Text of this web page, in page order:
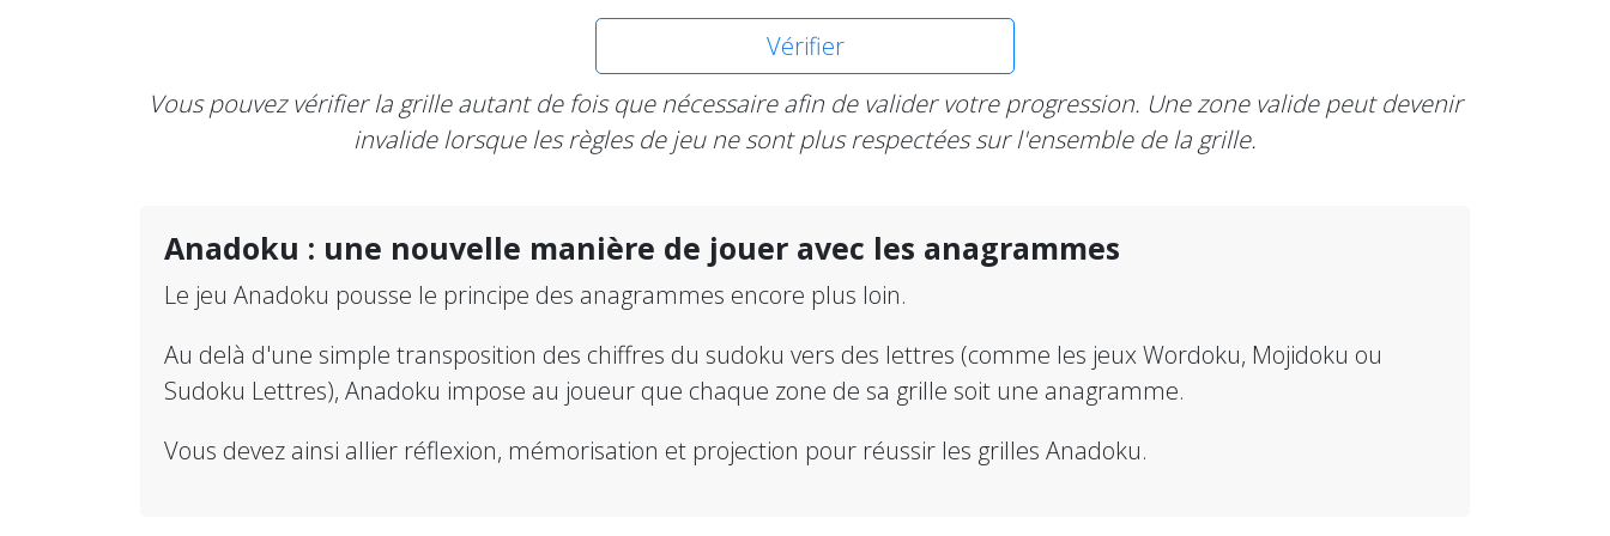
Vérifier
Vous pouvez vérifier la grille autant de fois que nécessaire afin de valider votre progression. Une zone valide peut devenir
invalide lorsque les règles de jeu ne sont plus respectées sur l'ensemble de la grille.
Anadoku : une nouvelle manière de jouer avec les anagrammes
Le jeu Anadoku pousse le principe des anagrammes encore plus loin.
Au delà d'une simple transposition des chiffres du sudoku vers des lettres (comme les jeux Wordoku, Mojidoku ou
Sudoku Lettres), Anadoku impose au joueur que chaque zone de sa grille soit une anagramme.
Vous devez ainsi allier réflexion, mémorisation et projection pour réussir les grilles Anadoku.